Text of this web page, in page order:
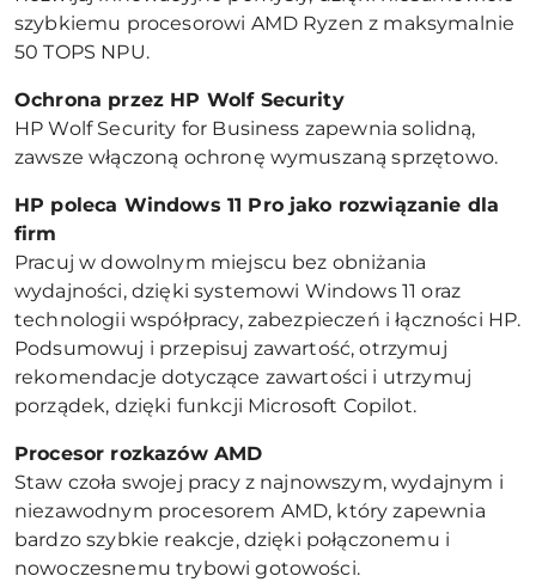
szybkiemu procesorowi AMD Ryzen z maksymalnie
50 TOPS NPU.
Ochrona przez HP Wolf Security
HP Wolf Security for Business zapewnia solidną,
zawsze włączoną ochronę wymuszaną sprzętowo.
HP poleca Windows 11 Pro jako rozwiązanie dla
firm
Pracuj w dowolnym miejscu bez obniżania
wydajności, dzięki systemowi Windows 11 oraz
technologii współpracy, zabezpieczeń i łączności HP.
Podsumowuj i przepisuj zawartość, otrzymuj
rekomendacje dotyczące zawartości i utrzymuj
porządek, dzięki funkcji Microsoft Copilot.
Procesor rozkazów AMD
Staw czoła swojej pracy z najnowszym, wydajnym i
niezawodnym procesorem AMD, który zapewnia
bardzo szybkie reakcje, dzięki połączonemu i
nowoczesnemu trybowi gotowości.